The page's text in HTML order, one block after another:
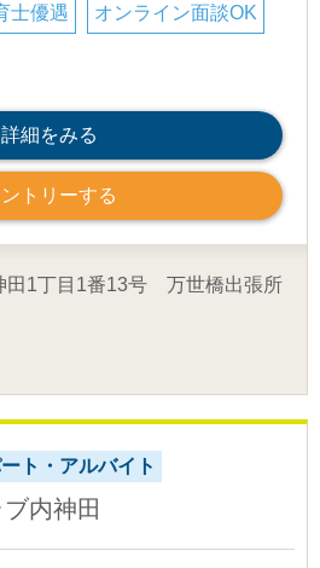
士優遇 オンライン面談OK
詳細をみる
トリーする
田1丁目1番13号 万世橋出張所
ト・アルバイト
内神田